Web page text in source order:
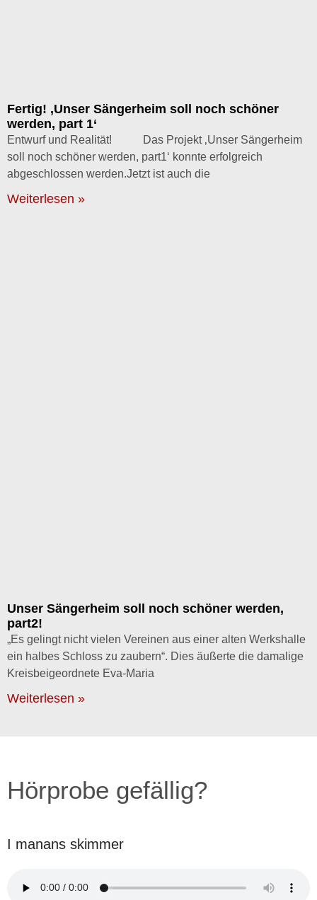
Fertig! ‚Unser Sängerheim soll noch schöner
werden, part 1‘
Entwurf und Realität! Das Projekt ‚Unser Sängerheim
soll noch schöner werden, part1‘ konnte erfolgreich
abgeschlossen werden.Jetzt ist auch die
Weiterlesen »
Unser Sängerheim soll noch schöner werden,
part2!
„Es gelingt nicht vielen Vereinen aus einer alten Werkshalle
ein halbes Schloss zu zaubern“. Dies äußerte die damalige
Kreisbeigeordnete Eva-Maria
Weiterlesen »
Hörprobe gefällig?
I manans skimmer